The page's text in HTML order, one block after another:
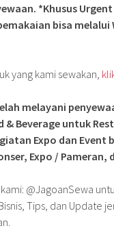
*Khusus
bisa melalui
yang kami sewakan,
melayani
& Beverage untuk
Expo dan Event
Expo / Pameran,
@JagoanSewa
Tips, dan Update